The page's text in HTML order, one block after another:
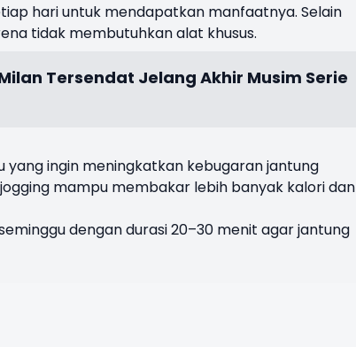
hari untuk mendapatkan manfaatnya. Selain
tidak membutuhkan alat khusus.
Tersendat Jelang Akhir Musim Serie
ingin meningkatkan kebugaran jantung
mampu membakar lebih banyak kalori dan
dengan durasi 20–30 menit agar jantung